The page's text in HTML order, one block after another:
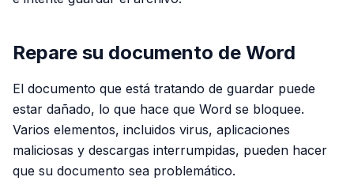
Repare su documento de Word
El documento que está tratando de guardar puede
estar dañado, lo que hace que Word se bloquee.
Varios elementos, incluidos virus, aplicaciones
maliciosas y descargas interrumpidas, pueden hacer
que su documento sea problemático.